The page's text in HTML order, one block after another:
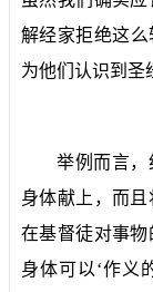
解经家拒绝这么
为他们认识到圣
举例而言，
身体献上，而
在基督徒对事
身体可以‘作义